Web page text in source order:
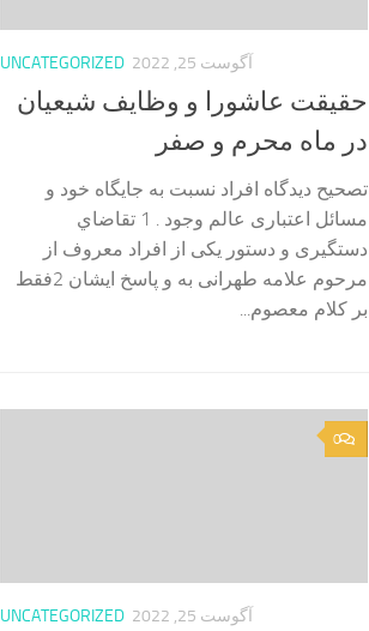
UNCATEGORIZED آگوست 25, 2022
حقیقت عاشورا و وظایف شیعیان
در ماه محرم و صفر
تصحیح دیدگاه افراد نسبت به جایگاه خود و
مسائل اعتباری عالم وجود . 1 تقاضاي
دستگیری و دستور یکی از افراد معروف از
مرحوم علامه طهرانی به و پاسخ ایشان 2فقط
بر كلام معصوم...
0
UNCATEGORIZED آگوست 25, 2022